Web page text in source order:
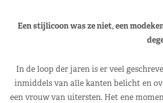
Een stijlicoon was ze niet, een
In de loop der jaren is er veel
inmiddels van alle kanten belicht en
een vrouw van uitersten. Het ene